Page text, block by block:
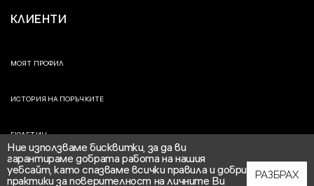
Ние използваме бисквитки, за да ви
гарантираме добрата работа на нашия
уебсайт, като спазваме всички правила и добри
практики за поверителност на личните Ви
РАЗБРАХ
КЛИЕНТИ
МОЯТ ПРОФИЛ
ИСТОРИЯ НА ПОРЪЧКИТЕ
БЮЛЕТИН